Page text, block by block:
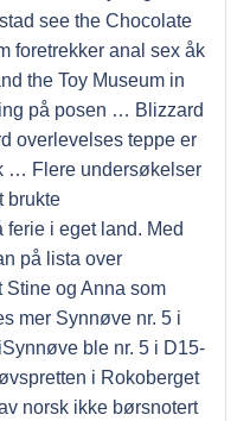
see the Chocolate
foretrekker anal sex åk
the Toy Museum in
på posen … Blizzard
overlevelses teppe er
… Flere undersøkelser
brukte
ferie i eget land. Med
på lista over
og Anna som
mer Synnøve nr. 5 i
ble nr. 5 i D15-
i Rokoberget
norsk ikke børsnotert